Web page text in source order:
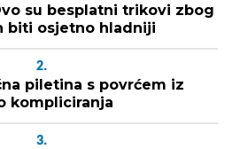
su besplatni trikovi zbog
biti osjetno hladniji
2.
piletina s povrćem iz
kompliciranja
3.